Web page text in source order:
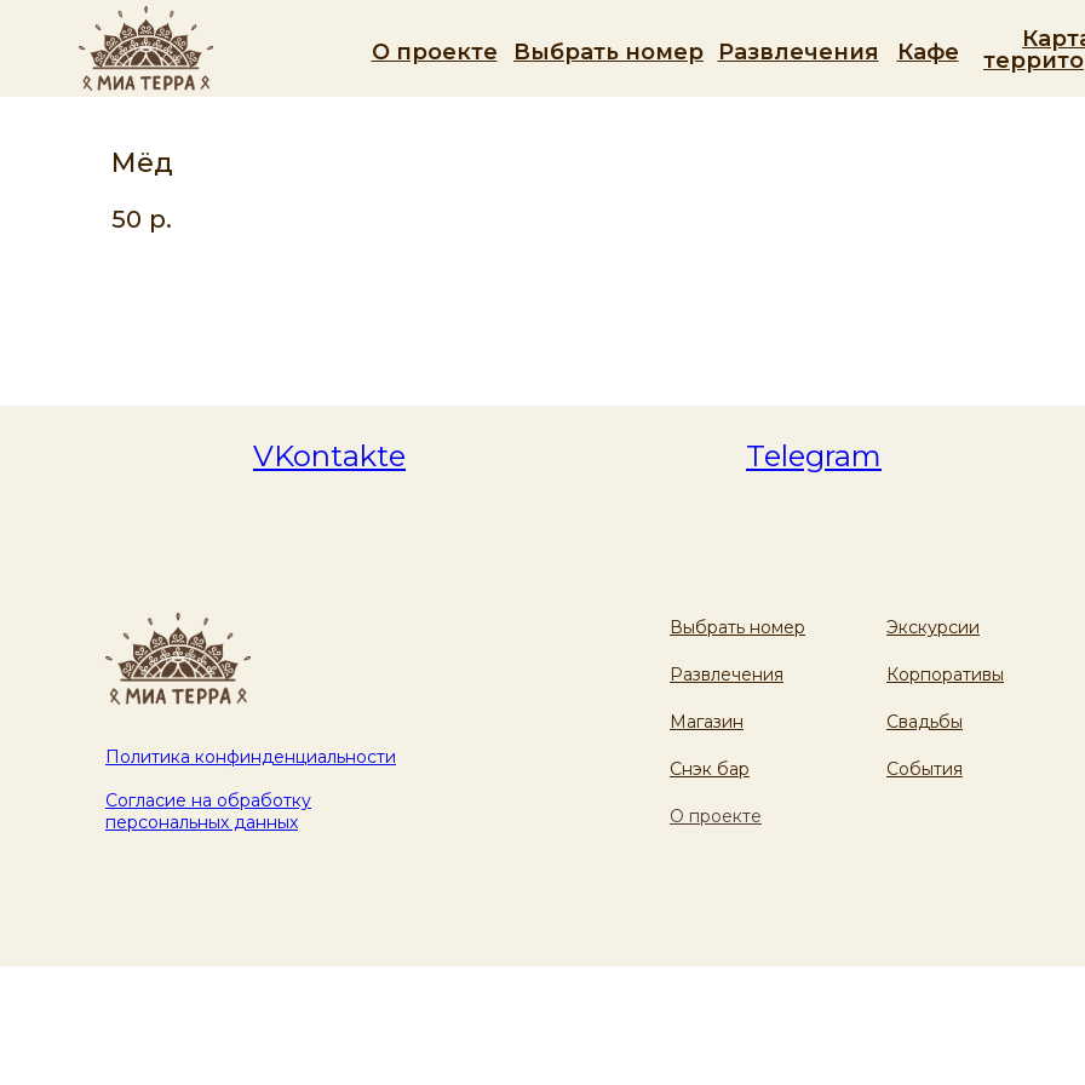
О проекте Выбрать номер Развлечения Кафе
Мёд
50 р.
VKontakte Telegram
Политика конфинденциальности
Согласие на обработку
персональных данных
Выбрать номер
Развлечения
Магазин
Снэк бар
О проекте
Экскурсии
Корпоративы
Свадьбы
События